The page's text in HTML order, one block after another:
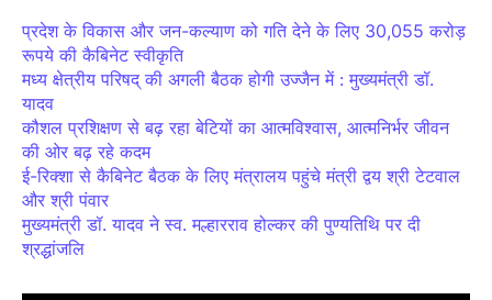
प्रदेश के विकास और जन-कल्याण को गति देने के लिए 30,055 करोड़
रूपये की कैबिनेट स्वीकृति
मध्य क्षेत्रीय परिषद् की अगली बैठक होगी उज्जैन में : मुख्यमंत्री डॉ.
यादव
कौशल प्रशिक्षण से बढ़ रहा बेटियों का आत्मविश्वास, आत्मनिर्भर जीवन
की ओर बढ़ रहे कदम
ई-रिक्शा से कैबिनेट बैठक के लिए मंत्रालय पहुंचे मंत्री द्वय श्री टेटवाल
और श्री पंवार
मुख्यमंत्री डॉ. यादव ने स्व. मल्हारराव होल्कर की पुण्यतिथि पर दी
श्रद्धांजलि